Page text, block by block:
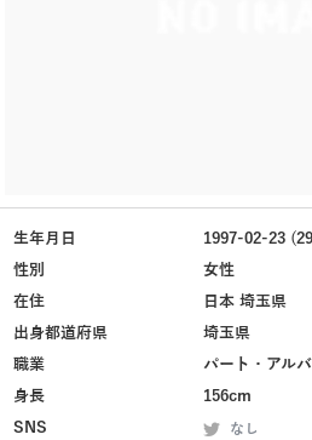
生年月日
1997-02-23
性別
女性
在住
日本 埼玉県
出身都道府県
埼玉県
職業
パート・アル
身長
156cm
SNS
なし